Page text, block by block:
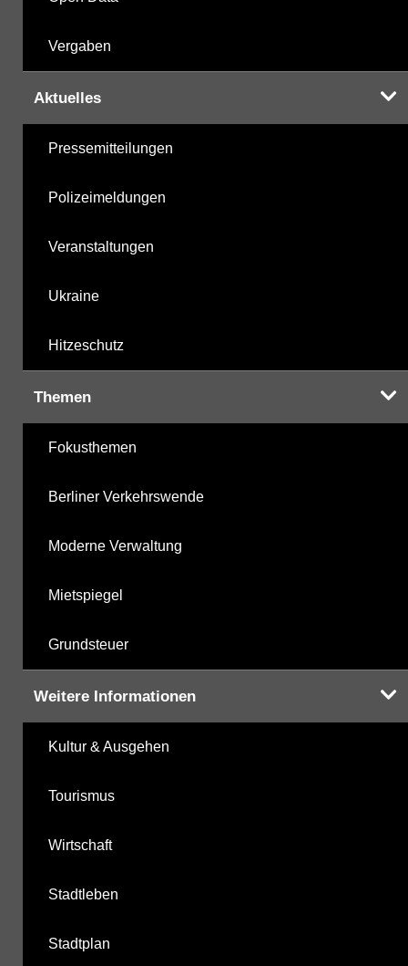
Vergaben
Aktuelles
Pressemitteilungen
Polizeimeldungen
Veranstaltungen
Ukraine
Hitzeschutz
Themen
Fokusthemen
Berliner Verkehrswende
Moderne Verwaltung
Mietspiegel
Grundsteuer
Weitere Informationen
Kultur & Ausgehen
Tourismus
Wirtschaft
Stadtleben
Stadtplan